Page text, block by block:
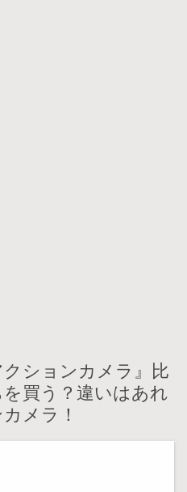
クションカメラ』比
買う？違いはあれ
メラ！